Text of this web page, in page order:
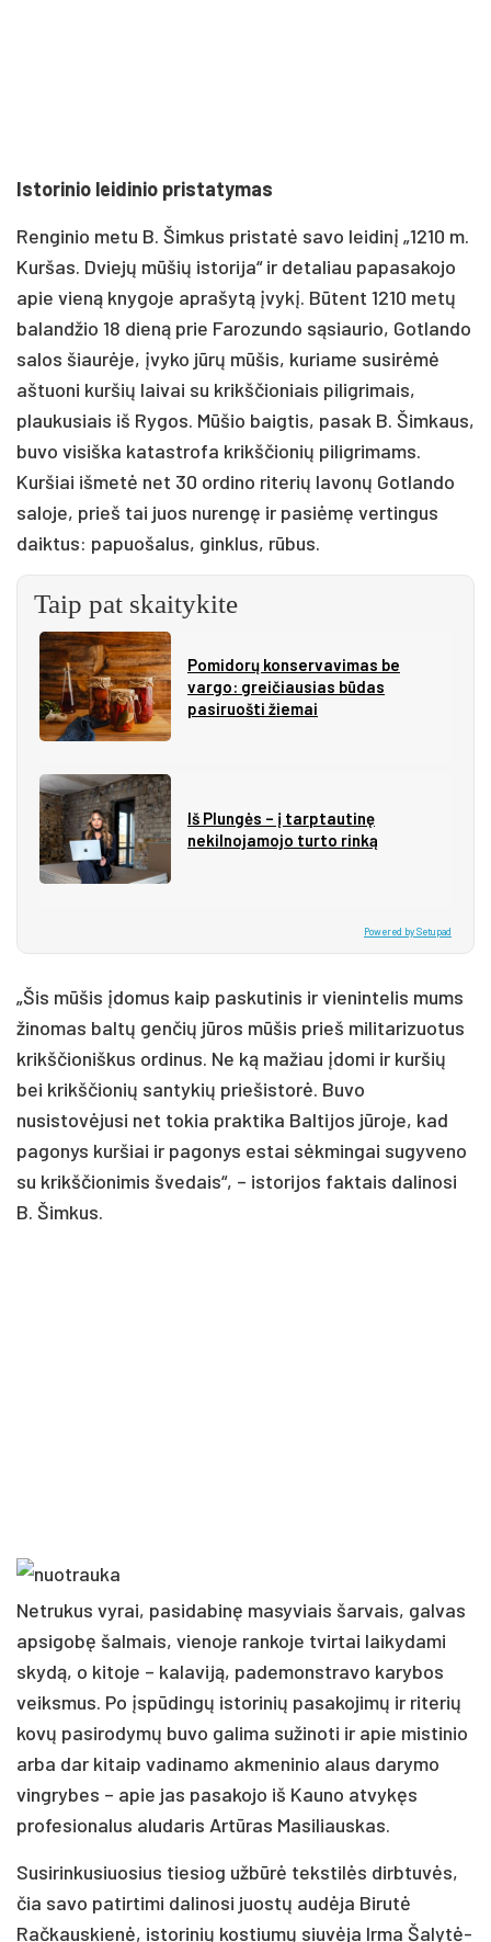
Istorinio leidinio pristatymas
Renginio metu B. Šimkus pristatė savo leidinį „1210 m.
Kuršas. Dviejų mūšių istorija“ ir detaliau papasakojo
apie vieną knygoje aprašytą įvykį. Būtent 1210 metų
balandžio 18 dieną prie Farozundo sąsiaurio, Gotlando
salos šiaurėje, įvyko jūrų mūšis, kuriame susirėmė
aštuoni kuršių laivai su krikščioniais piligrimais,
plaukusiais iš Rygos. Mūšio baigtis, pasak B. Šimkaus,
buvo visiška katastrofa krikščionių piligrimams.
Kuršiai išmetė net 30 ordino riterių lavonų Gotlando
saloje, prieš tai juos nurengę ir pasiėmę vertingus
daiktus: papuošalus, ginklus, rūbus.
Taip pat skaitykite
Pomidorų konservavimas be
vargo: greičiausias būdas
pasiruošti žiemai
Iš Plungės – į tarptautinę
nekilnojamojo turto rinką
Powered by Setupad
„Šis mūšis įdomus kaip paskutinis ir vienintelis mums
žinomas baltų genčių jūros mūšis prieš militarizuotus
krikščioniškus ordinus. Ne ką mažiau įdomi ir kuršių
bei krikščionių santykių priešistorė. Buvo
nusistovėjusi net tokia praktika Baltijos jūroje, kad
pagonys kuršiai ir pagonys estai sėkmingai sugyveno
su krikščionimis švedais“, – istorijos faktais dalinosi
B. Šimkus.
Netrukus vyrai, pasidabinę masyviais šarvais, galvas
apsigobę šalmais, vienoje rankoje tvirtai laikydami
skydą, o kitoje – kalaviją, pademonstravo karybos
veiksmus. Po įspūdingų istorinių pasakojimų ir riterių
kovų pasirodymų buvo galima sužinoti ir apie mistinio
arba dar kitaip vadinamo akmeninio alaus darymo
vingrybes – apie jas pasakojo iš Kauno atvykęs
profesionalus aludaris Artūras Masiliauskas.
Susirinkusiuosius tiesiog užbūrė tekstilės dirbtuvės,
čia savo patirtimi dalinosi juostų audėja Birutė
Račkauskienė, istorinių kostiumų siuvėja Irma Šalytė-